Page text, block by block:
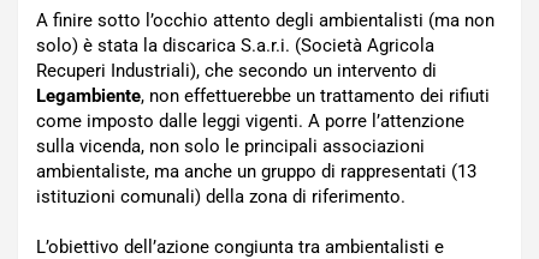
A finire sotto l’occhio attento degli ambientalisti (ma non
solo) è stata la discarica S.a.r.i. (Società Agricola
Recuperi Industriali), che secondo un intervento di
Legambiente, non effettuerebbe un trattamento dei rifiuti
come imposto dalle leggi vigenti. A porre l’attenzione
sulla vicenda, non solo le principali associazioni
ambientaliste, ma anche un gruppo di rappresentati (13
istituzioni comunali) della zona di riferimento.
L’obiettivo dell’azione congiunta tra ambientalisti e